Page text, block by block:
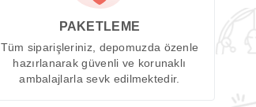
PAKETLEME
Tüm siparişleriniz, depomuzda özenle
hazırlanarak güvenli ve korunaklı
ambalajlarla sevk edilmektedir.